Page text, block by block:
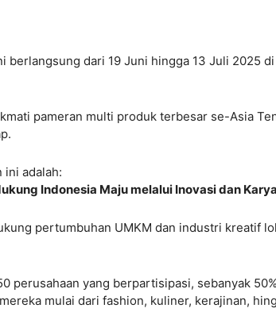
berlangsung dari 19 Juni hingga 13 Juli 2025
pameran multi produk terbesar se-Asia
ini adalah:
Indonesia Maju melalui Inovasi dan
pertumbuhan UMKM dan industri kreatif
perusahaan yang berpartisipasi, sebanyak
mulai dari fashion, kuliner, kerajinan,